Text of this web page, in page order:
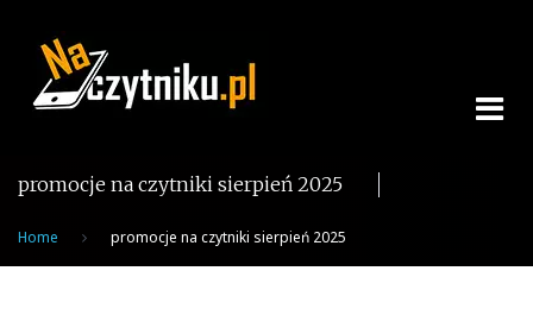
content
promocje na czytniki sierpień 2025
Home promocje na czytniki sierpień 2025